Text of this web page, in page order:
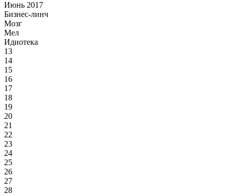
Июнь 2017
Бизнес-линч
Мозг
Мел
Идиотека
13
14
15
16
17
18
19
20
21
22
23
24
25
26
27
28